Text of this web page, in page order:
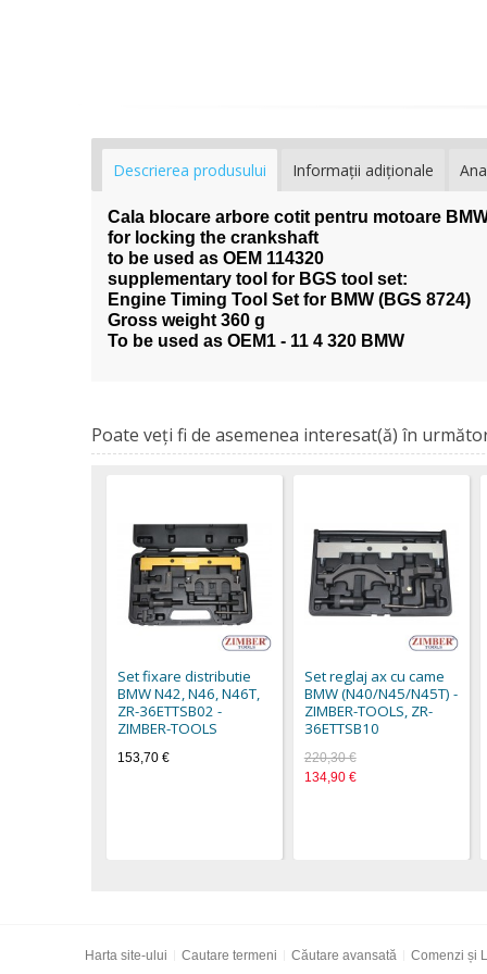
Descrierea produsului Informaţii adiţionale
Cala blocare arbore cotit pentru motoare
for locking the crankshaft
to be used as OEM 114320
supplementary tool for BGS tool set:
Engine Timing Tool Set for BMW (BGS 8724)
Gross weight 360 g
To be used as OEM1 - 11 4 320 BMW
Poate veţi fi de asemenea interesat(ă) în
Set fixare distributie
BMW N42, N46, N46T,
ZR-36ETTSB02 -
ZIMBER-TOOLS
153,70 €
Set reglaj ax cu came
BMW (N40/N45/N45T) -
ZIMBER-TOOLS, ZR-
36ETTSB10
220,30 €
134,90 €
Harta site-ului Cautare termeni Căutare avansată Comenzi și